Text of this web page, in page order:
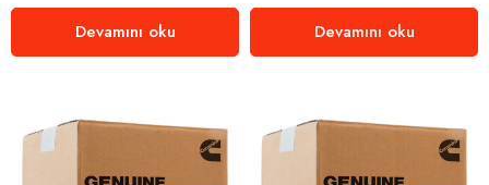
Devamını oku
Devamını oku